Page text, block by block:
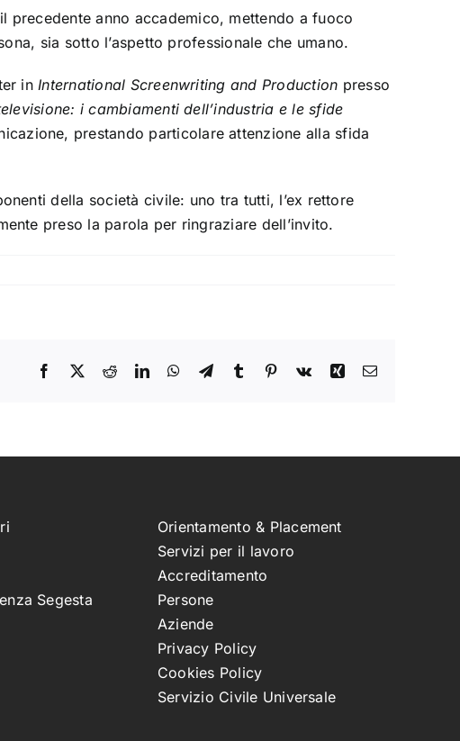
precedente anno accademico, mettendo a fuoco
sia sotto l’aspetto professionale che umano.
inInternational Screenwriting and Production presso
i cambiamenti dell’industria e le sfide
prestando particolare attenzione alla sfida
della società civile: uno tra tutti, l’ex rettore
preso la parola per ringraziare dell’invito.
Facebook
X RedditLinkedInWhatsApp
TelegramTumblr Pinterest
Vk Xing Email
Segesta
Orientamento & Placement
Servizi per il lavoro
Accreditamento
Persone
Aziende
Privacy Policy
Cookies Policy
Servizio Civile Universale